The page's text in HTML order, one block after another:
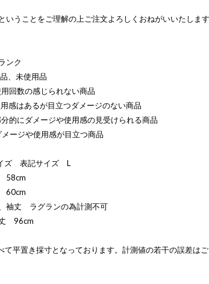
いうことをご理解の上ご注文よろしくおねがいいたします
ンク
、未使用品
回数の感じられない商品
感はあるが目立つダメージのない商品
的にダメージや使用感の見受けられる商品
ージや使用感が目立つ商品
ズ 表記サイズ L
58cm
60cm
袖丈 ラグランの為計測不可
96cm
て平置き採寸となっております。計測値の若干の誤差は